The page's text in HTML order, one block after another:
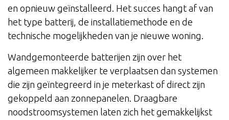
en opnieuw geïnstalleerd. Het succes hangt af van
het type batterij, de installatiemethode en de
technische mogelijkheden van je nieuwe woning.
Wandgemonteerde batterijen zijn over het
algemeen makkelijker te verplaatsen dan systemen
die zijn geïntegreerd in je meterkast of direct zijn
gekoppeld aan zonnepanelen. Draagbare
noodstroomsystemen laten zich het gemakkelijkst